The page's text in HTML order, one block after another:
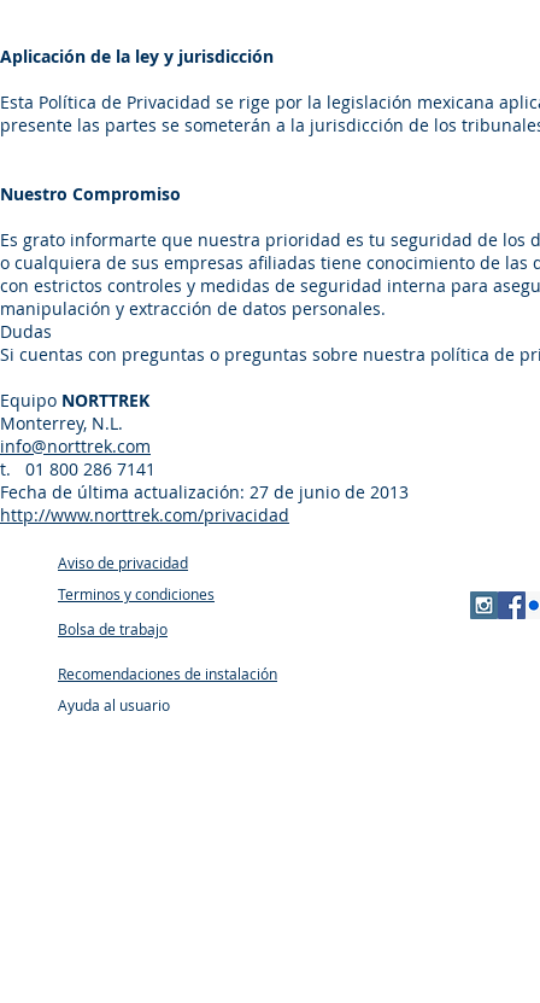
Aplicación de la ley y jurisdicción
Esta Política de Privacidad se rige por la legislación mexicana
presente las partes se someterán a la jurisdicción de los
Nuestro Compromiso
Es grato informarte que nuestra prioridad es tu seguridad de los
o cualquiera de sus empresas afiliadas tiene conocimiento de
con estrictos controles y medidas de seguridad interna para
manipulación y extracción de datos personales.
Dudas
Si cuentas con preguntas o preguntas sobre nuestra política de
Equipo NORTTREK
Monterrey, N.L.
info@norttrek.com
t. 01 800 286 7141
Fecha de última actualización: 27 de junio de 2013
http://www.norttrek.com/privacidad
Aviso de privacidad
Terminos y condiciones
Bolsa de trabajo
Recomendaciones de instalación
Ayuda al usuario